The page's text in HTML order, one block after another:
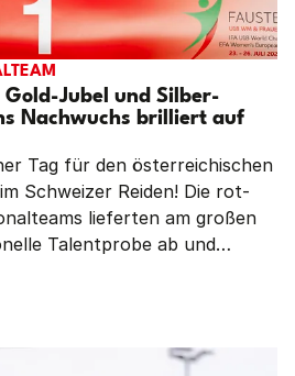
Gold-Jubel und Silber-
Nachwuchs brilliert auf
Tag für den österreichischen
Schweizer Reiden! Die rot-
lieferten am großen
Talentprobe ab und
die exzellente
erfolgreich
GOLD-JUBEL UND SILBER-DRAMA